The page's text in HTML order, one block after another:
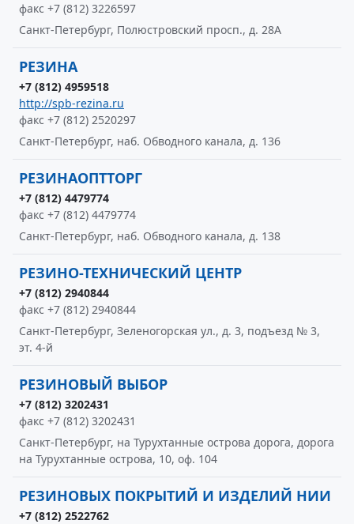
факс +7 (812) 3226597
Санкт-Петербург, Полюстровский просп., д. 28А
РЕЗИНА
+7 (812) 4959518
http://spb-rezina.ru
факс +7 (812) 2520297
Санкт-Петербург, наб. Обводного канала, д. 136
РЕЗИНАОПТТОРГ
+7 (812) 4479774
факс +7 (812) 4479774
Санкт-Петербург, наб. Обводного канала, д. 138
РЕЗИНО-ТЕХНИЧЕСКИЙ ЦЕНТР
+7 (812) 2940844
факс +7 (812) 2940844
Санкт-Петербург, Зеленогорская ул., д. 3, подъезд № 3,
эт. 4-й
РЕЗИНОВЫЙ ВЫБОР
+7 (812) 3202431
факс +7 (812) 3202431
Санкт-Петербург, на Турухтанные острова дорога, дорога
на Турухтанные острова, 10, оф. 104
РЕЗИНОВЫХ ПОКРЫТИЙ И ИЗДЕЛИЙ НИИ
+7 (812) 2522762